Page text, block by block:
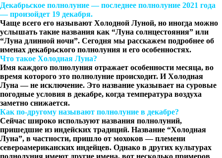
Декабрьское полнолуние — последнее полнолуние 2021 года
— произойдет 19 декабря.
Чаще всего его называют Холодной Луной, но иногда можно
услышать такие названия как “Луна солнцестояния” или
“Луна длинной ночи”. Сегодня мы расскажем подробнее об
именах декабрьского полнолуния и его особенностях.
Что такое Холодная Луна?
Имя каждого полнолуния отражает особенности месяца, во
время которого это полнолуние происходит. И Холодная
Луна — не исключение. Это название указывает на суровые
погодные условия в декабре, когда температура воздуха
заметно снижается.
Как по-другому называют полнолуние в декабре?
Сейчас широко используют названия полнолуний,
пришедшие из индейских традиций. Название “Холодная
Луна”, в частности, пришло от мохоков — племени
североамериканских индейцев. Однако в других культурах
полнолуния имеют другие имена, вот несколько примеров